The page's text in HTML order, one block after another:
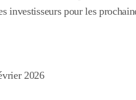
investisseurs pour les
2026